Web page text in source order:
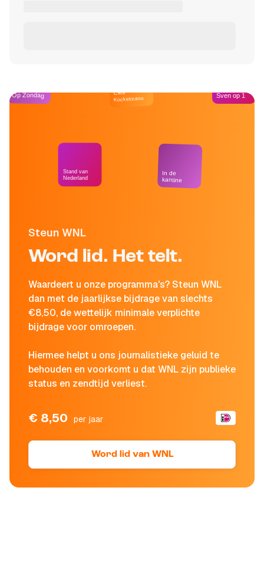
Steun WNL
Word lid. Het telt.
Waardeert u onze programma's? Steun WNL
dan met de jaarlijkse bijdrage van slechts
€8,50, de wettelijk minimale verplichte
bijdrage voor omroepen.
Hiermee helpt u ons journalistieke geluid te
behouden en voorkomt u dat WNL zijn publieke
status en zendtijd verliest.
€ 8,50 per jaar
Word lid van WNL
Op Zondag
Stand van
Nederland
Café
Kockelmann
In de
kantine
Sven op 1